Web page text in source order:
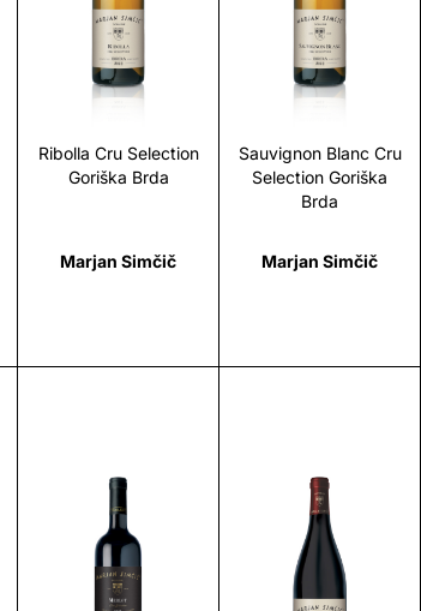
Ribolla Cru Selection
Goriška Brda
Marjan Simčič
Scopri
Sauvignon Blanc Cru
Selection Goriška
Brda
Marjan Simčič
Scopri